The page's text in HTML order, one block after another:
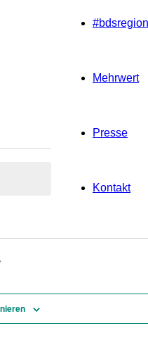
Mehrwert
Presse
Kontakt